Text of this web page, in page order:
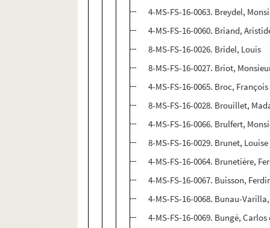
4-MS-FS-16-0063. Breydel,
4-MS-FS-16-0060. Briand,
8-MS-FS-16-0026. Bridel, Louis
8-MS-FS-16-0027. Briot,
4-MS-FS-16-0065. Broc, François
8-MS-FS-16-0028. Brouillet,
4-MS-FS-16-0066. Brulfert,
8-MS-FS-16-0029. Brunet, Louise
4-MS-FS-16-0064. Brunetière,
4-MS-FS-16-0067. Buisson,
4-MS-FS-16-0068. Bunau-
4-MS-FS-16-0069. Bungé,